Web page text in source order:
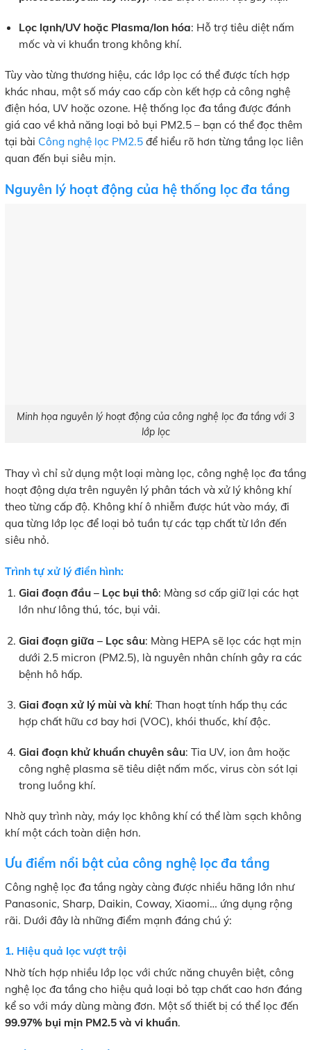
Lọc lạnh/UV hoặc Plasma/Ion hóa: Hỗ trợ tiêu diệt nấm
mốc và vi khuẩn trong không khí.
Tùy vào từng thương hiệu, các lớp lọc có thể được tích hợp
khác nhau, một số máy cao cấp còn kết hợp cả công nghệ
điện hóa, UV hoặc ozone. Hệ thống lọc đa tầng được đánh
giá cao về khả năng loại bỏ bụi PM2.5 – bạn có thể đọc thêm
tại bài Công nghệ lọc PM2.5 để hiểu rõ hơn từng tầng lọc liên
quan đến bụi siêu mịn.
Nguyên lý hoạt động của hệ thống lọc đa tầng
Minh họa nguyên lý hoạt động của công nghệ lọc đa tầng với 3
lớp lọc
Thay vì chỉ sử dụng một loại màng lọc, công nghệ lọc đa tầng
hoạt động dựa trên nguyên lý phân tách và xử lý không khí
theo từng cấp độ. Không khí ô nhiễm được hút vào máy, đi
qua từng lớp lọc để loại bỏ tuần tự các tạp chất từ lớn đến
siêu nhỏ.
Trình tự xử lý điển hình:
Giai đoạn đầu – Lọc bụi thô: Màng sơ cấp giữ lại các hạt
lớn như lông thú, tóc, bụi vải.
Giai đoạn giữa – Lọc sâu: Màng HEPA sẽ lọc các hạt mịn
dưới 2.5 micron (PM2.5), là nguyên nhân chính gây ra các
bệnh hô hấp.
Giai đoạn xử lý mùi và khí: Than hoạt tính hấp thụ các
hợp chất hữu cơ bay hơi (VOC), khói thuốc, khí độc.
Giai đoạn khử khuẩn chuyên sâu: Tia UV, ion âm hoặc
công nghệ plasma sẽ tiêu diệt nấm mốc, virus còn sót lại
trong luồng khí.
Nhờ quy trình này, máy lọc không khí có thể làm sạch không
khí một cách toàn diện hơn.
Ưu điểm nổi bật của công nghệ lọc đa tầng
Công nghệ lọc đa tầng ngày càng được nhiều hãng lớn như
Panasonic, Sharp, Daikin, Coway, Xiaomi… ứng dụng rộng
rãi. Dưới đây là những điểm mạnh đáng chú ý:
1. Hiệu quả lọc vượt trội
Nhờ tích hợp nhiều lớp lọc với chức năng chuyên biệt, công
nghệ lọc đa tầng cho hiệu quả loại bỏ tạp chất cao hơn đáng
kể so với máy dùng màng đơn. Một số thiết bị có thể lọc đến
99.97% bụi mịn PM2.5 và vi khuẩn.